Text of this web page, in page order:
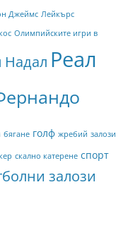
Джеймс Лейкърс
Олимпийските игри в
Надал Реал
бягане голф жребий залози
скално катерене спорт
залози